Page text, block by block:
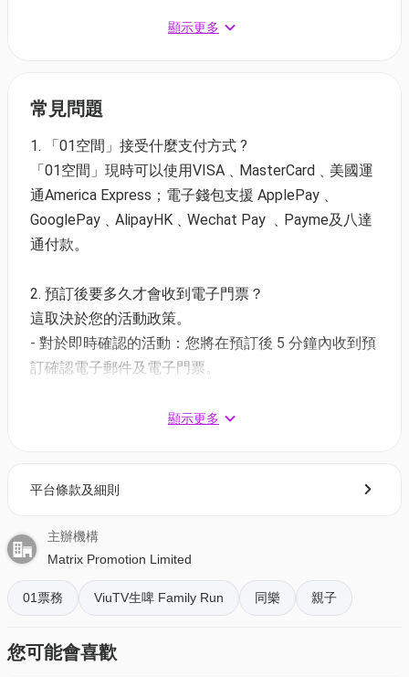
#完成賽事後將有賽事禮品包及完成獎牌1個
**必須先購買個人3公里生氣跑才可加購，否則不設退
款
#每名參加者可以另加HK$100購買限量生Family紀念
包一個：
生Family鎖匙扣毛公仔1個（款式隨機）
生菜原子筆1支
＊數量有限，售完即止。
每位參加者及／或其家長或監護人（如適用）必須
位有權取消該參加者參與的權利，而相關人士必須接
本活動屬於自願參與性質，參加者及／或其家長或
監護人（如適用）願意承擔一切參加本活動的風險及
責任，並無權向主辦單位、相關單位、活動策劃、贊
助商及／或支持機構追討由往返活動場地中、活動過
程中發生或其他原因而引致之自身受傷、意外、死亡
報名參加本活動時，參加者有責任確保於指定時限
內，以指定方式完成付款程序。若未能於指定時限內
完成付款程序，則當作報名者放棄其參加資格論。主
辦單位不會另行提示報名者付款、延期付款或更改以
參加者於報名時必須注意不同賽事組別的年齡安排
監護人同意，並於報名表上提供其家長或監護人之有
生菜跑」及／或「沙灘障礙賽」之3至12歲兒童必須由
一名18歲或以上成人一起陪同參加，且每位兒童參加
者只可參與相關賽事一次。任何該等賽事之3至12歲兒
童參加者如沒有成人陪同，主辦單位將會拒絕其參與
該等賽事，3至12歲兒童不得單獨參與上述賽事。基於
安全考慮，2歲或以下兒童不得報名參加及參與本活
顯示更多
常見問題
1. 「01空間」接受什麼支付方式 ?
「01空間」現時可以使用VISA﹑MasterCard﹑美國運
通America Express；電子錢包支援 ApplePay﹑
GooglePay﹑AlipayHK﹑Wechat Pay ﹑Payme及八達
通付款。
2. 預訂後要多久才會收到電子門票？
這取決於您的活動政策。
- 對於即時確認的活動：您將在預訂後 5 分鐘內收到預
訂確認電子郵件及電子門票。
1 - 3 個工作天內發送到您所登記的電郵地址。
- 會員可以下載《香港01》流動應用程式(APP) ，並以
按「門票」> 點擊相關活動電子門票；
- 透過訂單電郵內按「查看電子票」連結; 部份活動設
有電子門票附件(PDF)。
4. 我預訂了活動，但還沒收到確認電郵，該怎樣辦？
- 如果仍未能找到確認電郵，你可以電郵到
顯示更多
平台條款及細則
主辦機構
Matrix Promotion Limited
01票務 ViuTV生啤 Family Run 同樂 親子
您可能會喜歡